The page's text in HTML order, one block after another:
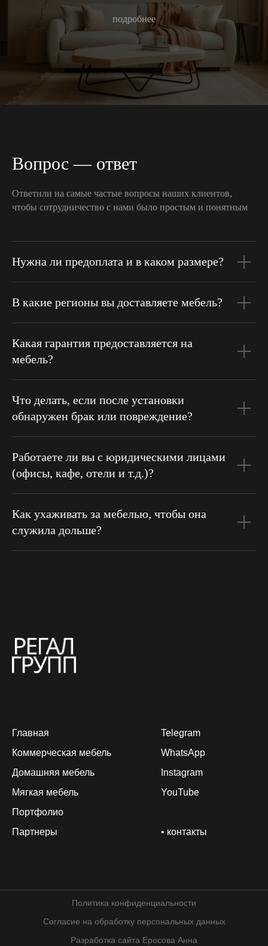
подробнее
Вопрос — ответ
Ответили на самые частые вопросы наших клиентов,
чтобы сотрудничество с нами было простым и понятным
Нужна ли предоплата и в каком размере?
В какие регионы вы доставляете мебель?
Какая гарантия предоставляется на
мебель?
Что делать, если после установки
обнаружен брак или повреждение?
Работаете ли вы с юридическими лицами
(офисы, кафе, отели и т.д.)?
Как ухаживать за мебелью, чтобы она
служила дольше?
Главная
Коммерческая мебель
Домашняя мебель
Мягкая мебель
• контакты
Telegram
WhatsApp
Instagram
YouTube
Портфолио
Партнеры
Политика конфиденциальности
Разработка сайта Еросова Анна
Согласие на обработку персональных данных